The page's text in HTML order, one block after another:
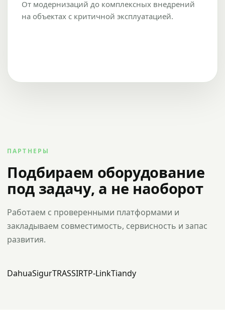
От модернизаций до комплексных внедрений
на объектах с критичной эксплуатацией.
ПАРТНЕРЫ
Подбираем оборудование
под задачу, а не наоборот
Работаем с проверенными платформами и
закладываем совместимость, сервисность и запас
развития.
DahuaSigurTRASSIRTP-LinkTiandy